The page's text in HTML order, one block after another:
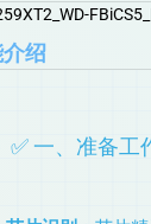
绍
✅ 一、准备工